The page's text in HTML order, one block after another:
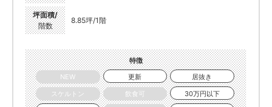
坪面積/
階数
8.85坪/1階
特徴
NEW
更新
居抜き
スケルトン
飲食可
30万円以下